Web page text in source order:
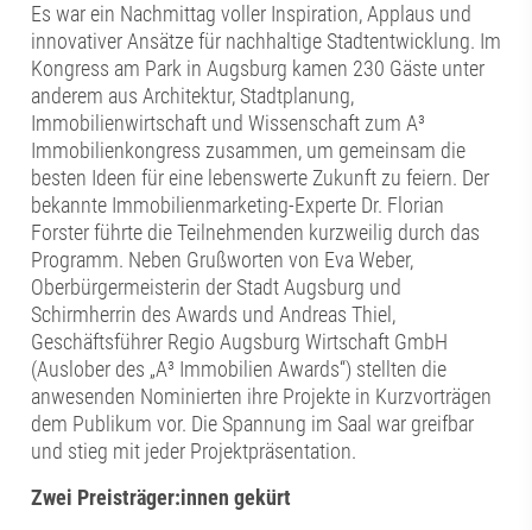
Es war ein Nachmittag voller Inspiration, Applaus und
innovativer Ansätze für nachhaltige Stadtentwicklung. Im
Kongress am Park in Augsburg kamen 230 Gäste unter
anderem aus Architektur, Stadtplanung,
Immobilienwirtschaft und Wissenschaft zum A³
Immobilienkongress zusammen, um gemeinsam die
besten Ideen für eine lebenswerte Zukunft zu feiern. Der
bekannte Immobilienmarketing-Experte Dr. Florian
Forster führte die Teilnehmenden kurzweilig durch das
Programm. Neben Grußworten von Eva Weber,
Oberbürgermeisterin der Stadt Augsburg und
Schirmherrin des Awards und Andreas Thiel,
Geschäftsführer Regio Augsburg Wirtschaft GmbH
(Auslober des „A³ Immobilien Awards“) stellten die
anwesenden Nominierten ihre Projekte in Kurzvorträgen
dem Publikum vor. Die Spannung im Saal war greifbar
und stieg mit jeder Projektpräsentation.
Zwei Preisträger:innen gekürt